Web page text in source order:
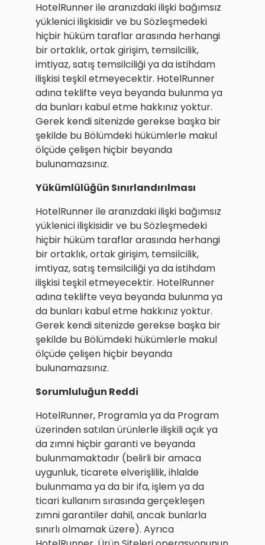
HotelRunner ile aranızdaki ilişki bağımsız
yüklenici ilişkisidir ve bu Sözleşmedeki
hiçbir hüküm taraflar arasında herhangi
bir ortaklık, ortak girişim, temsilcilik,
imtiyaz, satış temsilciliği ya da istihdam
ilişkisi teşkil etmeyecektir. HotelRunner
adına teklifte veya beyanda bulunma ya
da bunları kabul etme hakkınız yoktur.
Gerek kendi sitenizde gerekse başka bir
şekilde bu Bölümdeki hükümlerle makul
ölçüde çelişen hiçbir beyanda
bulunamazsınız.
Yükümlülüğün Sınırlandırılması
HotelRunner ile aranızdaki ilişki bağımsız
yüklenici ilişkisidir ve bu Sözleşmedeki
hiçbir hüküm taraflar arasında herhangi
bir ortaklık, ortak girişim, temsilcilik,
imtiyaz, satış temsilciliği ya da istihdam
ilişkisi teşkil etmeyecektir. HotelRunner
adına teklifte veya beyanda bulunma ya
da bunları kabul etme hakkınız yoktur.
Gerek kendi sitenizde gerekse başka bir
şekilde bu Bölümdeki hükümlerle makul
ölçüde çelişen hiçbir beyanda
bulunamazsınız.
Sorumluluğun Reddi
HotelRunner, Programla ya da Program
üzerinden satılan ürünlerle ilişkili açık ya
da zımni hiçbir garanti ve beyanda
bulunmamaktadır (belirli bir amaca
uygunluk, ticarete elverişlilik, ihlalde
bulunmama ya da bir ifa, işlem ya da
ticari kullanım sırasında gerçekleşen
zımni garantiler dahil, ancak bunlarla
sınırlı olmamak üzere). Ayrıca